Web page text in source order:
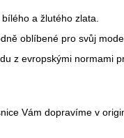
a žlutého zlata.
oblíbené pro svůj
z evropskými
Vám dopravíme v